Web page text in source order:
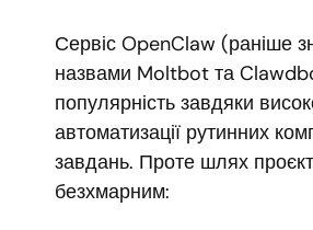
Сервіс OpenClaw (раніше
назвами Moltbot та
популярність завдяки
автоматизації рутинних
завдань. Проте шлях
безхмарним: